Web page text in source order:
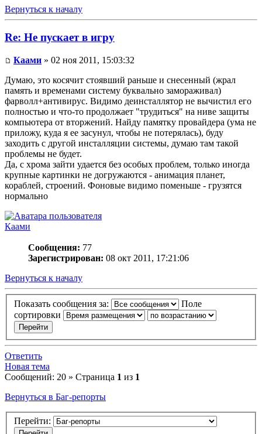
Вернуться к началу
Re: Не пускает в игру
Каами » 02 ноя 2011, 15:03:32
Думаю, это косячит стоявший раньше и снесенный (жрал
память и временами систему буквально замораживал)
фарволл+антивирус. Видимо деинсталлятор не вычистил его
полностью и что-то продолжает "трудиться" на ниве защиты
компьютера от вторжений. Найду памятку провайдера (ума не
приложу, куда я ее засунул, чтобы не потерялась), буду
заходить с другой инсталляции системы, думаю там такой
проблемы не будет.
Да, с хрома зайти удается без особых проблем, только иногда
крупные картинки не догружаются - анимация планет,
кораблей, строений. Фоновые видимо поменьше - грузятся
нормально
Каами
Сообщения: 77
Зарегистрирован: 08 окт 2011, 17:21:06
Вернуться к началу
Показать сообщения за:
Поле
сортировки
Ответить
Новая тема
Сообщений: 20 » Страница 1 из 1
Вернуться в Баг-репорты
Перейти: